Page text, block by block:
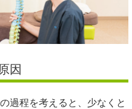
因
過程を考えると、少なくと